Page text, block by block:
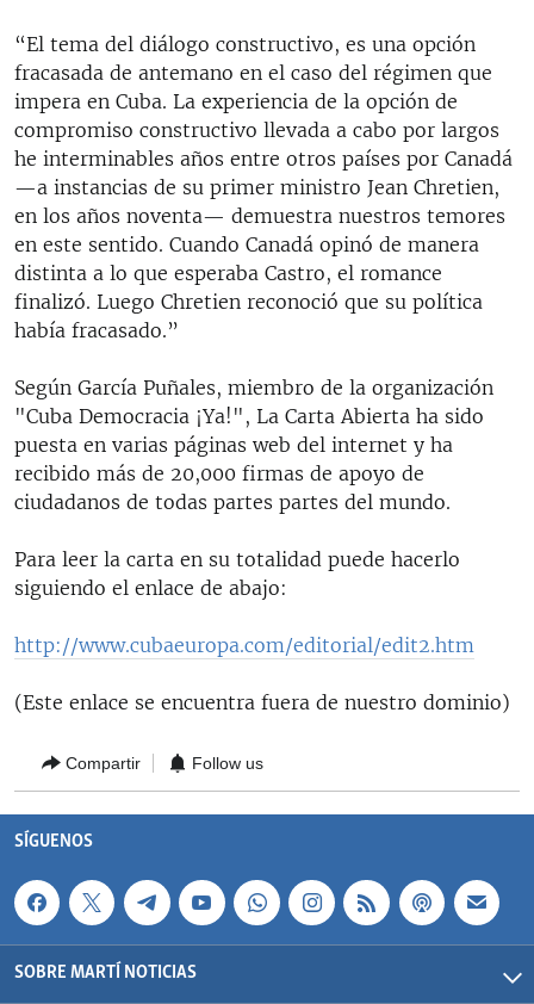
“El tema del diálogo constructivo, es una opción
fracasada de antemano en el caso del régimen que
impera en Cuba. La experiencia de la opción de
compromiso constructivo llevada a cabo por largos
he interminables años entre otros países por Canadá
—a instancias de su primer ministro Jean Chretien,
en los años noventa— demuestra nuestros temores
en este sentido. Cuando Canadá opinó de manera
distinta a lo que esperaba Castro, el romance
finalizó. Luego Chretien reconoció que su política
había fracasado.”
Según García Puñales, miembro de la organización
"Cuba Democracia ¡Ya!", La Carta Abierta ha sido
puesta en varias páginas web del internet y ha
recibido más de 20,000 firmas de apoyo de
ciudadanos de todas partes partes del mundo.
Para leer la carta en su totalidad puede hacerlo
siguiendo el enlace de abajo:
http://www.cubaeuropa.com/editorial/edit2.htm
(Este enlace se encuentra fuera de nuestro dominio)
Compartir Follow us
SÍGUENOS
SOBRE MARTÍ NOTICIAS